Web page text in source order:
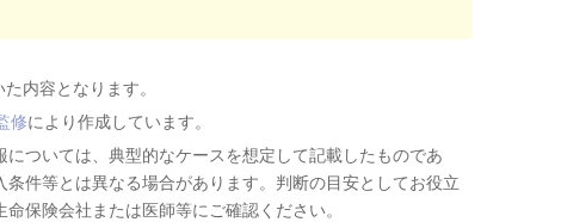
内容となります。
修により作成しています。
ついては、典型的なケースを想定して記載したものであ
条件等とは異なる場合があります。判断の目安としてお役立
保険会社または医師等にご確認ください。